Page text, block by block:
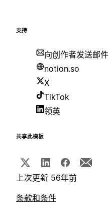
支持
向创作者发送邮件
notion.so
X
TikTok
领英
共享此模板
上次更新 56年前
条款和条件